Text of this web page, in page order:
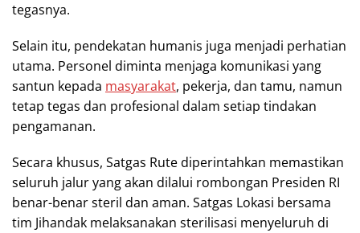
tegasnya.
Selain itu, pendekatan humanis juga menjadi perhatian
utama. Personel diminta menjaga komunikasi yang
santun kepada masyarakat, pekerja, dan tamu, namun
tetap tegas dan profesional dalam setiap tindakan
pengamanan.
Secara khusus, Satgas Rute diperintahkan memastikan
seluruh jalur yang akan dilalui rombongan Presiden RI
benar-benar steril dan aman. Satgas Lokasi bersama
tim Jihandak melaksanakan sterilisasi menyeluruh di